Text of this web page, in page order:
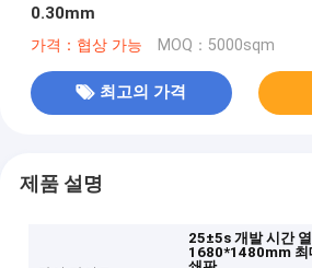
0.30mm
가격：협상 가능 MOQ：5000sqm
최고의 가격
제품 설명
25±5s 개발 시간
1680*1480mm 최